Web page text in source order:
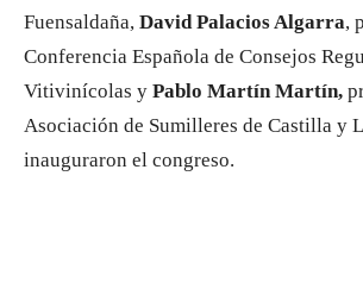
Fuensaldaña, David Palacios Algarra,
Conferencia Española de Consejos
Vitivinícolas y Pablo Martín Martín,
Asociación de Sumilleres de Castilla y
inauguraron el congreso.